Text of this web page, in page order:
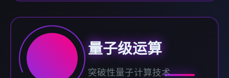
量子级运算
突破性量子计算技术